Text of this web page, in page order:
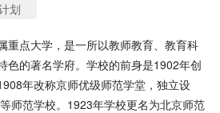
划
重点大学，是一所以教师教育、教育科
色的著名学府。学校的前身是1902年创
年改称京师优级师范学堂，独立设
师范学校。1923年学校更名为北京师范